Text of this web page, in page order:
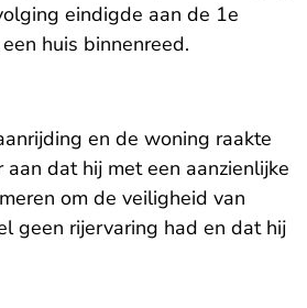
eindigde aan de 1e
huis binnenreed.
en de woning raakte
dat hij met een aanzienlijke
om de veiligheid van
geen rijervaring had en dat hij